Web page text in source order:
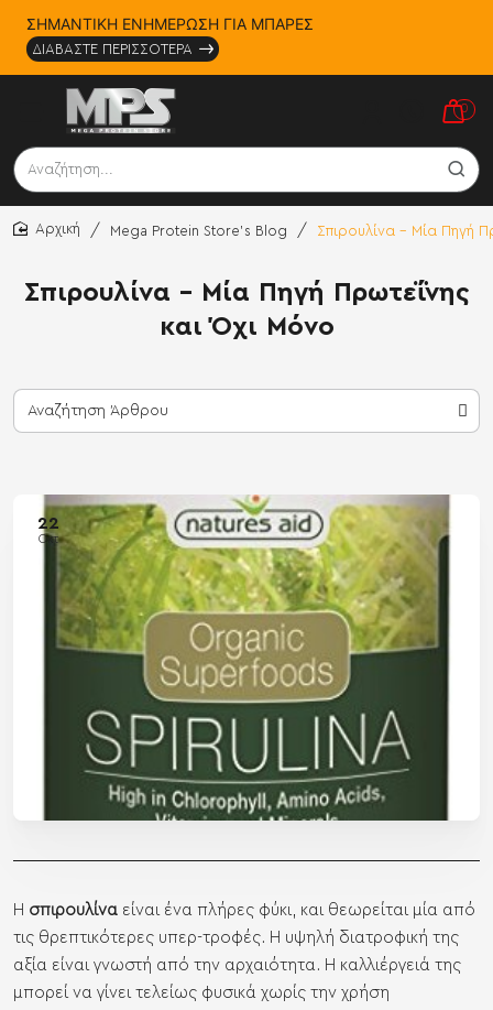
ΣΗΜΑΝΤΙΚΗ ΕΝΗΜΕΡΩΣΗ ΓΙΑ ΜΠΑΡΕΣ
ΔΙΑΒΑΣΤΕ ΠΕΡΙΣΣΟΤΕΡΑ
0
Αναζήτηση...
Σπιρουλίνα - Μία Πηγή Πρωτεΐνης
και Όχι Μόνο
Mega Protein Store's Blog Σπιρουλίνα - Μία Πηγή
22
Οκτ
Η σπιρουλίνα είναι ένα πλήρες φύκι, και θεωρείται μία από
τις θρεπτικότερες υπερ-τροφές. Η υψηλή διατροφική της
αξία είναι γνωστή από την αρχαιότητα. Η καλλιέργειά της
μπορεί να γίνει τελείως φυσικά χωρίς την χρήση